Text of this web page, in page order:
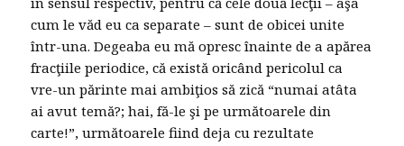
cum le văd eu ca separate – sunt de obicei unite
într-una. Degeaba eu mă opresc înainte de a apărea
fracţiile periodice, că există oricând pericolul ca
vre-un părinte mai ambiţios să zică “numai atâta
ai avut temă?; hai, fă-le şi pe următoarele din
carte!”, următoarele fiind deja cu rezultate